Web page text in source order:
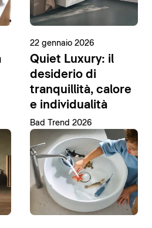
22 gennaio 2026
Quiet Luxury: il
desiderio di
tranquillità, calore
e individualità
Bad Trend 2026